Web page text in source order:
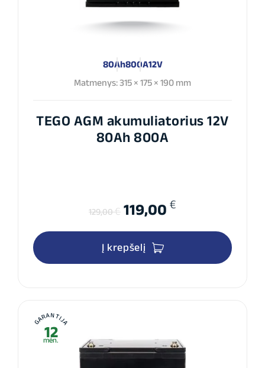
80Ah800A12V
Matmenys: 315 × 175 × 190 mm
TEGO AGM akumuliatorius 12V
80Ah 800A
129,00€ Original
was:
129,00 €.
119,00 €
119,00 €.
Į krepšelį
GARANTIJA
12
mėn.